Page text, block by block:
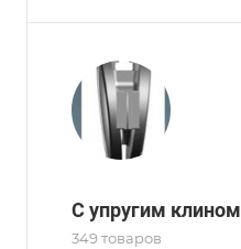
С упругим клином
349 товаров